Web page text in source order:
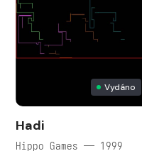
Vydáno
Hadi
Hippo Games — 1999